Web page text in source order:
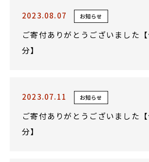
2023.08.07 お知らせ
ご寄付ありがとうございました
分】
2023.07.11 お知らせ
ご寄付ありがとうございました
分】